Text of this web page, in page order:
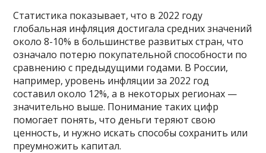
Статистика показывает, что в 2022 году
глобальная инфляция достигала средних значений
около 8-10% в большинстве развитых стран, что
означало потерю покупательной способности по
сравнению с предыдущими годами. В России,
например, уровень инфляции за 2022 год
составил около 12%, а в некоторых регионах —
значительно выше. Понимание таких цифр
помогает понять, что деньги теряют свою
ценность, и нужно искать способы сохранить или
преумножить капитал.